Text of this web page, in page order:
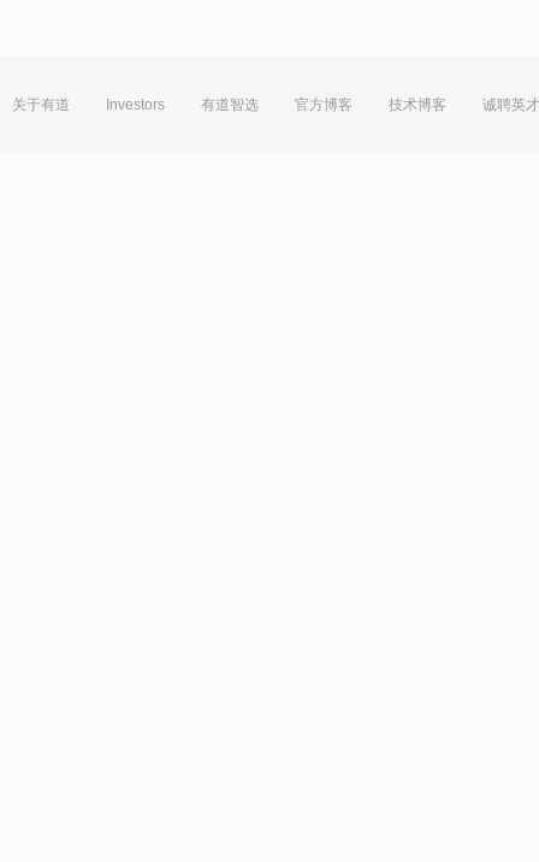
关于有道 Investors 有道智选 官方博客 技术博客 诚聘英才